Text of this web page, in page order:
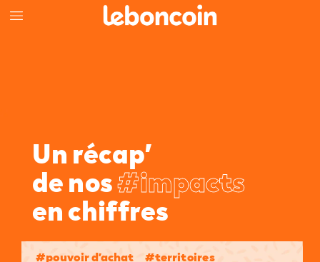
Un récap’
denos#impacts
enchiffres
#pouvoird’achat #territoires